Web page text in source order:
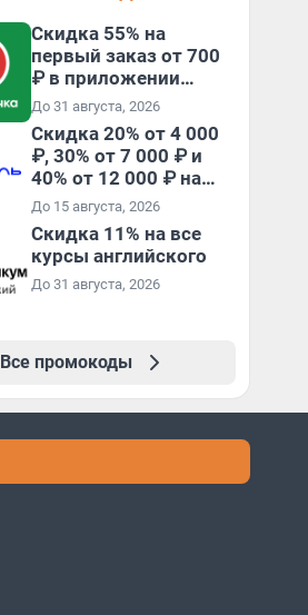
Скидка 55% на
первый заказ от 700
₽ в приложении
Пятёрочка Доставка
До 31 августа, 2026
Скидка 20% от 4 000
₽, 30% от 7 000 ₽ и
40% от 12 000 ₽ на
первый и все
повторные заказы по
промокоду ТРЕНД
До 15 августа, 2026
Скидка 11% на все
курсы английского
До 31 августа, 2026
Все промокоды